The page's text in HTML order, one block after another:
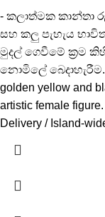
- කලාත්මක කාන්තා
සහ කලු පැහැය
මුදල් ගෙවීමේ ක්‍රම
නොමිලේ බෙදාහැරීම. -
golden yellow and
artistic female
Delivery / Island-